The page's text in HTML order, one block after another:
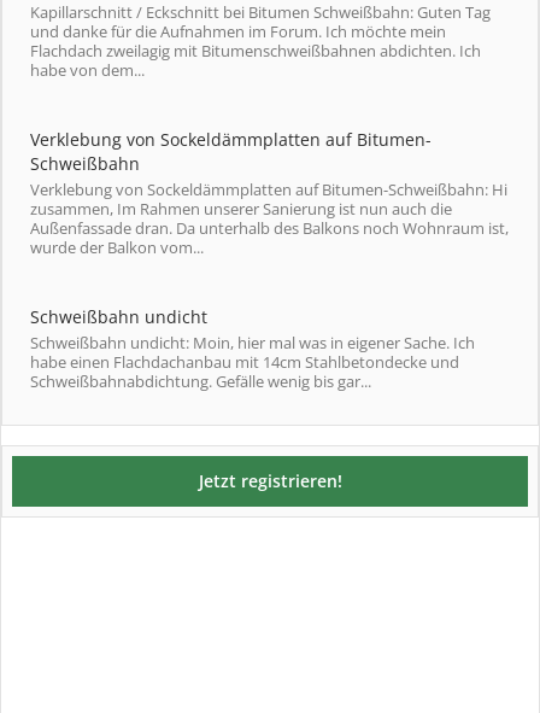
Kapillarschnitt / Eckschnitt bei Bitumen Schweißbahn: Guten Tag
und danke für die Aufnahmen im Forum. Ich möchte mein
Flachdach zweilagig mit Bitumenschweißbahnen abdichten. Ich
habe von dem...
Verklebung von Sockeldämmplatten auf Bitumen-
Schweißbahn
Verklebung von Sockeldämmplatten auf Bitumen-Schweißbahn: Hi
zusammen, Im Rahmen unserer Sanierung ist nun auch die
Außenfassade dran. Da unterhalb des Balkons noch Wohnraum ist,
wurde der Balkon vom...
Schweißbahn undicht
Schweißbahn undicht: Moin, hier mal was in eigener Sache. Ich
habe einen Flachdachanbau mit 14cm Stahlbetondecke und
Schweißbahnabdichtung. Gefälle wenig bis gar...
Jetzt registrieren!